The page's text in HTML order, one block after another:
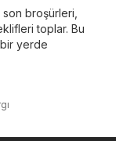
broşürleri,
toplar. Bu
yerde